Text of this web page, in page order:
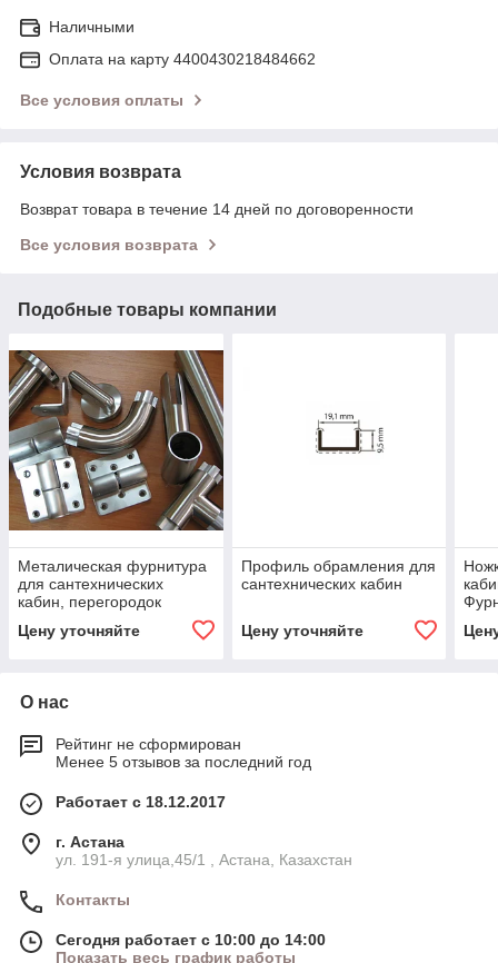
Наличными
Оплата на карту 4400430218484662
Все условия оплаты
Условия возврата
Возврат товара в течение 14 дней по договоренности
Все условия возврата
Подобные товары компании
Металическая фурнитура
для сантехнических
кабин, перегородок
Цену уточняйте
Профиль обрамления для
сантехнических кабин
Цену уточняйте
О нас
Рейтинг не сформирован
Менее 5 отзывов за последний год
Работает с 18.12.2017
г. Астана
ул. 191-я улица,45/1 , Астана, Казахстан
Контакты
Сегодня работает с 10:00 до 14:00
Показать весь график работы